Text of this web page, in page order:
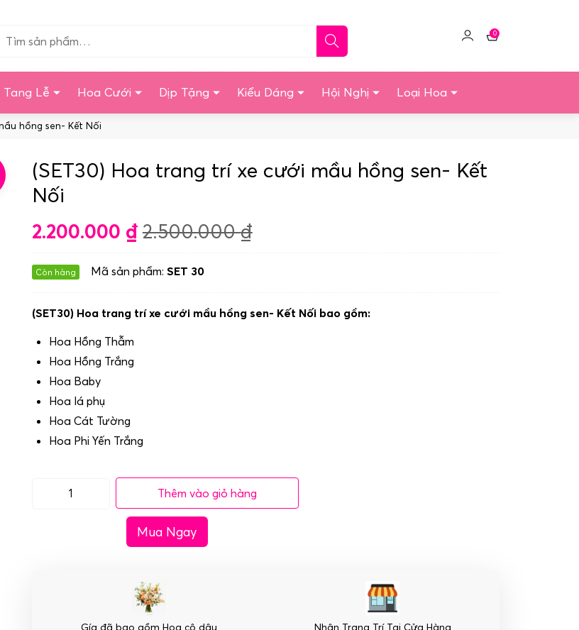
Tìm…
Click
tài
0
Giỏ
Tang Lễ Hoa Cưới Dịp Tặng Kiểu Dáng Hội Nghị Loại Hoa
hồng sen- Kết Nối
(SET30) Hoa trang trí xe cưới mầu hồng sen- Kết
Nối
2.200.000 ₫ 2.500.000₫
Còn hàng Mã sản phẩm: SET 30
(SET30) Hoa trang trí xe cưới mầu hồng sen- Kết Nối bao gồm:
Hoa Hồng Thẫm
Hoa Hồng Trắng
Hoa Baby
Hoa lá phụ
Hoa Cát Tường
Hoa Phi Yến Trắng
(SET30)
hồng
Thêm vào giỏ hàng
Mua Ngay
Gía đã bao gồm Hoa cô dâu
Nhận Trang Trí Tại Cửa Hàng